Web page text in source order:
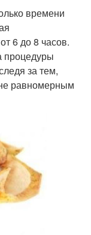
времени
6 до 8 часов.
процедуры
за тем,
равномерным